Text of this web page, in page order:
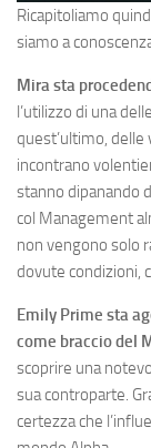
Ricapitoliamo
siamo a
Mira sta
l’utilizzo di una
quest’ultimo, delle
incontrano
stanno dipanando
col Management
non vengono solo
dovute condizioni,
Emily Prime sta
come braccio del
scoprire una
sua controparte.
certezza che